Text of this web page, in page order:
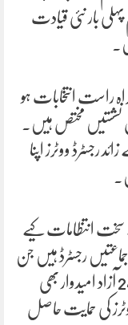
پہلی بار نئی قیادت
کی 300 نشستوں پر براہ راست انتخابات ہو
کے لیے 50 مخصوص نشستیں مختص ہیں۔
12 کروڑ 77 لاکھ سے زائد رجسٹرڈ ووٹرز اپنا
سخت انتظامات کیے
ملک میں 51 سیاسی جماعتیں رجسٹرڈ ہیں جن
کے 1732 امیدوار میدان میں ہیں جبکہ 249 آزاد امیدوار بھی
کی حمایت حاصل